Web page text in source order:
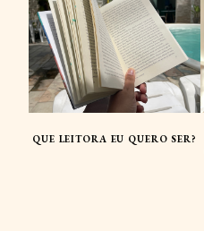
QUE LEITORA EU QUERO SER?